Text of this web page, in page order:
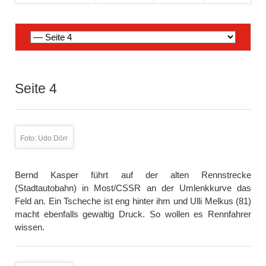
Navigation
überspringen
Seite 4
Foto: Udo Dörr
Bernd Kasper führt auf der alten Rennstrecke
(Stadtautobahn) in Most/CSSR an der Umlenkkurve das
Feld an. Ein Tscheche ist eng hinter ihm und Ulli Melkus (81)
macht ebenfalls gewaltig Druck. So wollen es Rennfahrer
wissen.